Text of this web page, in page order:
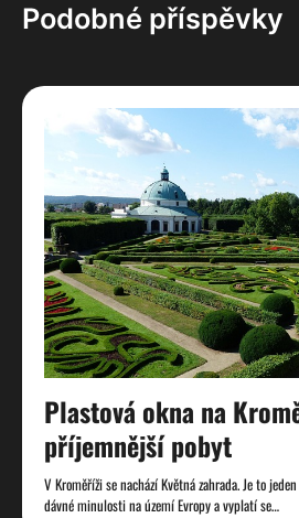
Podobné příspěvky
Plastová okna na
příjemnější pobyt
V Kroměříži se nachází Květná zahrada. Je to
dávné minulosti na území Evropy a vyplatí se…